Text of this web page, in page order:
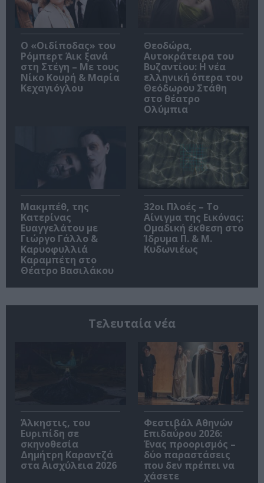
O «Οιδίποδας» του
Ρόμπερτ Άικ ξανά
στη Στέγη – Με τους
Νίκο Κουρή & Μαρία
Κεχαγιόγλου
Θεοδώρα,
Αυτοκράτειρα του
Βυζαντίου: Η νέα
ελληνική όπερα του
Θεόδωρου Στάθη
στο θέατρο
Ολύμπια
Μακμπέθ, της
Κατερίνας
Ευαγγελάτου με
Γιώργο Γάλλο &
Καρυοφυλλιά
Καραμπέτη στο
Θέατρο Βασιλάκου
32οι Πλοές – Το
Αίνιγμα της Εικόνας:
Ομαδική έκθεση στο
Ίδρυμα Π. & Μ.
Κυδωνιέως
Τελευταία νέα
Άλκηστις, του
Ευριπίδη σε
σκηνοθεσία
Δημήτρη Καραντζά
στα Αισχύλεια 2026
Φεστιβάλ Αθηνών
Επιδαύρου 2026:
Ένας προορισμός –
δύο παραστάσεις
που δεν πρέπει να
χάσετε